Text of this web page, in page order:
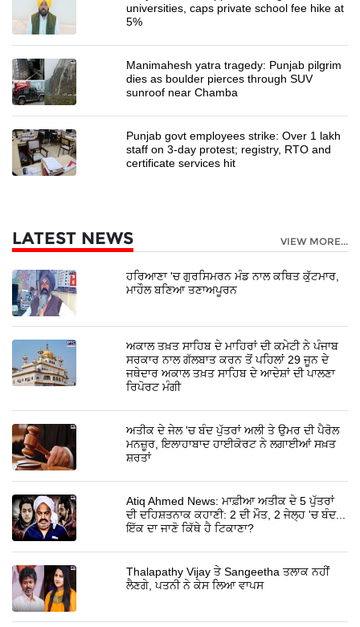
universities, caps private school fee hike at
5%
Manimahesh yatra tragedy: Punjab pilgrim
dies as boulder pierces through SUV
sunroof near Chamba
Punjab govt employees strike: Over 1 lakh
staff on 3-day protest; registry, RTO and
certificate services hit
LATEST NEWS VIEW MORE...
ਹਰਿਆਣਾ 'ਚ ਗੁਰਸਿਮਰਨ ਮੰਡ ਨਾਲ ਕਥਿਤ ਕੁੱਟਮਾਰ,
ਮਾਹੌਲ ਬਣਿਆ ਤਣਾਅਪੂਰਨ
ਅਕਾਲ ਤਖ਼ਤ ਸਾਹਿਬ ਦੇ ਮਾਹਿਰਾਂ ਦੀ ਕਮੇਟੀ ਨੇ ਪੰਜਾਬ
ਸਰਕਾਰ ਨਾਲ ਗੱਲਬਾਤ ਕਰਨ ਤੋਂ ਪਹਿਲਾਂ 29 ਜੂਨ ਦੇ
ਜਥੇਦਾਰ ਅਕਾਲ ਤਖ਼ਤ ਸਾਹਿਬ ਦੇ ਆਦੇਸ਼ਾਂ ਦੀ ਪਾਲਣਾ
ਰਿਪੋਰਟ ਮੰਗੀ
ਅਤੀਕ ਦੇ ਜੇਲ 'ਚ ਬੰਦ ਪੁੱਤਰਾਂ ਅਲੀ ਤੇ ਉਮਰ ਦੀ ਪੈਰੋਲ
ਮਨਜ਼ੂਰ, ਇਲਾਹਾਬਾਦ ਹਾਈਕੋਰਟ ਨੇ ਲਗਾਈਆਂ ਸਖ਼ਤ
ਸ਼ਰਤਾਂ
Atiq Ahmed News: ਮਾਫ਼ੀਆ ਅਤੀਕ ਦੇ 5 ਪੁੱਤਰਾਂ
ਦੀ ਦਹਿਸ਼ਤਨਾਕ ਕਹਾਣੀ: 2 ਦੀ ਮੌਤ, 2 ਜੇਲ੍ਹ 'ਚ ਬੰਦ...
ਇੱਕ ਦਾ ਜਾਣੋ ਕਿੱਥੇ ਹੈ ਟਿਕਾਣਾ?
Thalapathy Vijay ਤੇ Sangeetha ਤਲਾਕ ਨਹੀਂ
ਲੈਣਗੇ, ਪਤਨੀ ਨੇ ਕੇਸ ਲਿਆ ਵਾਪਸ